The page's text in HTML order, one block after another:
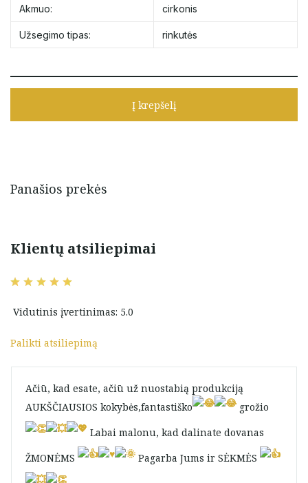
Akmuo: cirkonis
Užsegimo tipas: rinkutės
Į krepšelį
Panašios prekės
Klientų atsiliepimai
Vidutinis įvertinimas: 5.0
Palikti atsiliepimą
Ačiū, kad esate, ačiū už nuostabią produkciją
AUKŠČIAUSIOS kokybės,fantastiško
grožio
Labai malonu, kad dalinate dovanas
ŽMONĖMS
Pagarba Jums ir SĖKMĖS